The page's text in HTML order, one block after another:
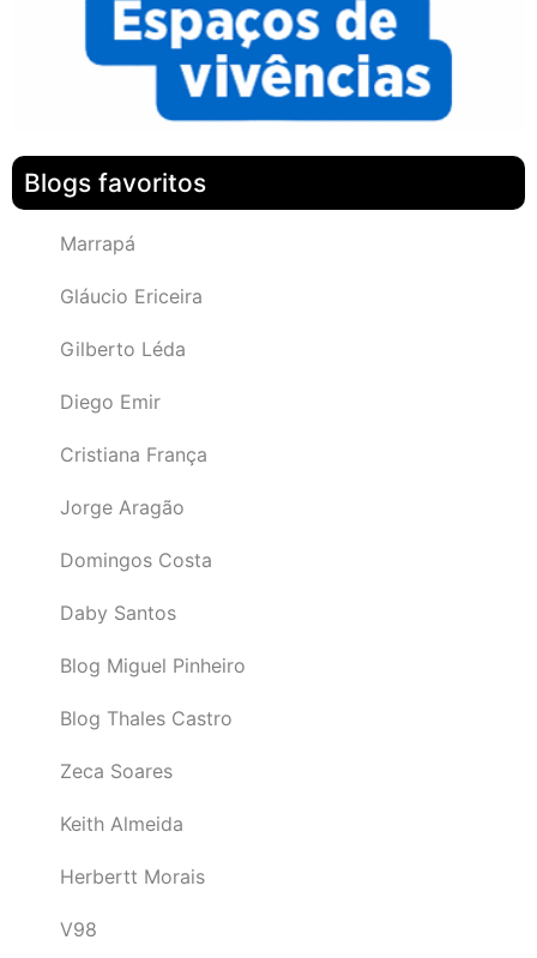
Blogs favoritos
Marrapá
Gláucio Ericeira
Gilberto Léda
Diego Emir
Cristiana França
Jorge Aragão
Domingos Costa
Daby Santos
Blog Miguel Pinheiro
Blog Thales Castro
Zeca Soares
Keith Almeida
Herbertt Morais
V98